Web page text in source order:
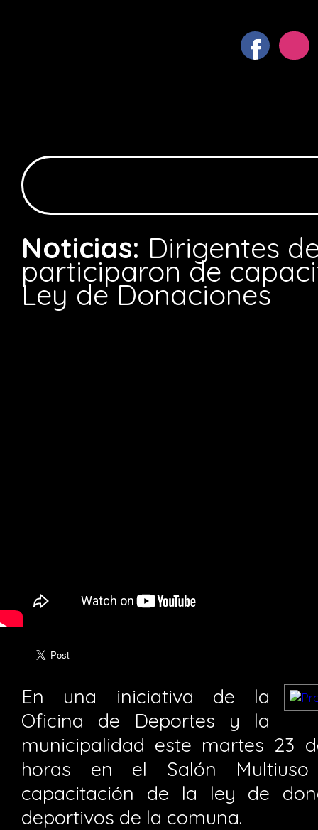
Noticias: Dirigentes
participaron de
Ley de Donaciones
En una iniciativa de la
Oficina de Deportes y la
municipalidad este martes 23
horas en el Salón
capacitación de la ley de
deportivos de la comuna.